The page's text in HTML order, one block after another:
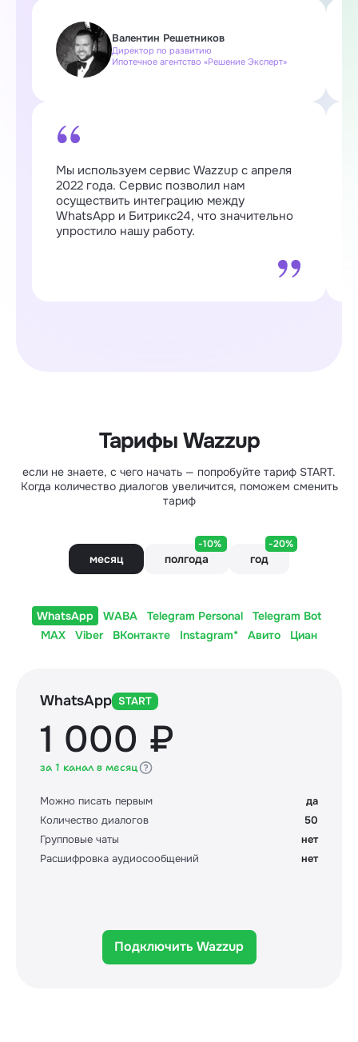
Валентин Решетников
Директор по развитию
Ипотечное агентство «Решение Эксперт»
Мы используем сервис Wazzup с апреля
2022 года. Сервис позволил нам
осуществить интеграцию между
WhatsApp и Битрикс24, что значительно
упростило нашу работу.
Тарифы Wazzup
если не знаете, с чего начать — попробуйте тариф START.
Когда количество диалогов увеличится, поможем сменить
тариф
месяц полгода
-10%
год
-20%
WhatsApp WABA Telegram Personal
Telegram Bot
MAX
Viber ВКонтакте Instagram* Авито Циан
WhatsApp START
1 000 ₽
за 1 канал в месяц
Можно писать первым
да
Количество диалогов
50
Групповые чаты
нет
Расшифровка аудиосообщений
нет
Подключить Wazzup